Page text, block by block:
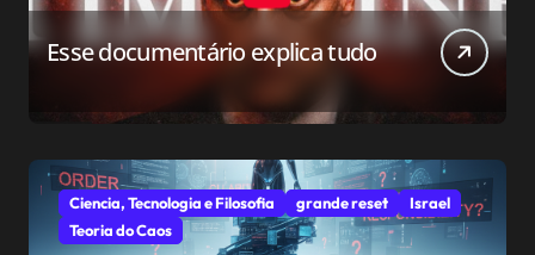
Esse documentário explica tudo
Ciencia, Tecnologia e Filosofia grande reset
Israel
Teoria do Caos